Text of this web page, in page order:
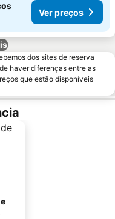
Ver preços
dos sites de reserva
haver diferenças entre as
que estão disponíveis